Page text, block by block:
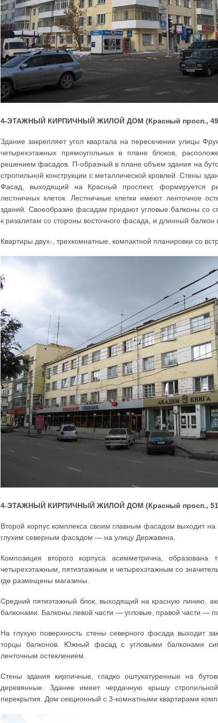
4-ЭТАЖНЫЙ КИРПИЧНЫЙ ЖИЛОЙ ДОМ (Красный просп.,
Здание закрепляет угол квартала на пересечении улицы
четырехэтажных прямоугольных в плане блоков,
решением фасадов. П-образный в плане объем здания на
стропильной конструкции с металлической кровлей. Стены
Фасад, выходящий на Красный проспект, формируется
лестничных клеток. Лестничные клетки имеют ленточное
зданий. Своеобразие фасадам придают угловые балконы
к ризалитам со стороны восточного фасада, и длинный
Квартиры двух-, трехкомнатные, компактной планировки со
4-ЭТАЖНЫЙ КИРПИЧНЫЙ ЖИЛОЙ ДОМ (Красный просп.,
Второй корпус комплекса своим главным фасадом выходит
глухим северным фасадом — на улицу Державина.
Композиция второго корпуса асимметрична,
четырехэтажным, пятиэтажным и четырехэтажным со
где размещены магазины.
Средний пятиэтажный блок, выходящий на красную линию,
балконами. Балконы левой части — угловые, правой части —
На глухую поверхность стены северного фасада выходит
торцы балконов. Южный фасад с угловыми балконами
ленточным остеклением.
Стены здания кирпичные, гладко оштукатуренные на
деревянные. Здание имеет чердачную крышу
перекрытия. Дом секционный с 3-комнатными квартирами